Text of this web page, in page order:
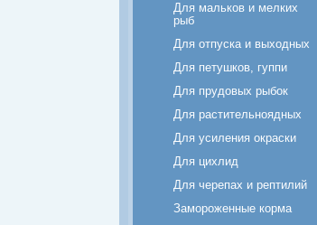
Для мальков и мелких
рыб
Для отпуска и выходных
Для петушков, гуппи
Для прудовых рыбок
Для растительноядных
Для усиления окраски
Для цихлид
Для черепах и рептилий
Замороженные корма